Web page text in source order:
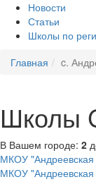
Новости
Статьи
Школы по
Главная
c.
Школы
В Вашем городе: 2
МКОУ
МКОУ